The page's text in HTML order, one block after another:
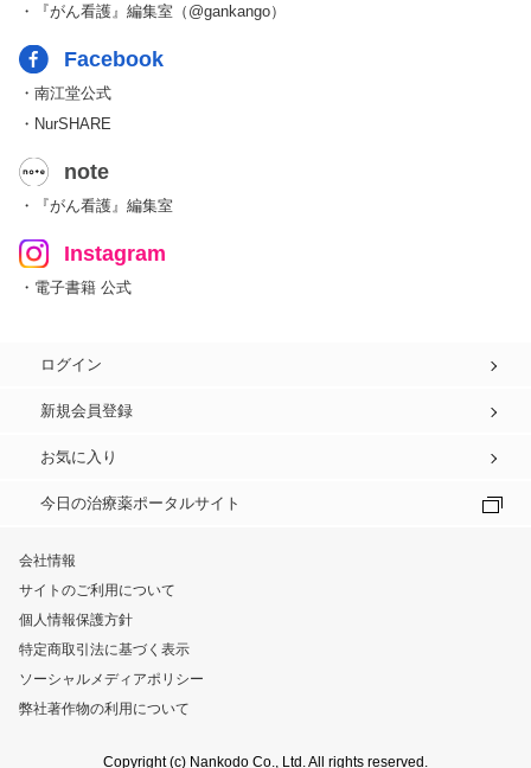
・『がん看護』編集室（@gankango）
Facebook
・南江堂公式
・NurSHARE
note
・『がん看護』編集室
Instagram
・電子書籍 公式
ログイン
新規会員登録
お気に入り
今日の治療薬ポータルサイト
会社情報
サイトのご利用について
個人情報保護方針
特定商取引法に基づく表示
ソーシャルメディアポリシー
弊社著作物の利用について
Copyright (c) Nankodo Co., Ltd. All rights reserved.